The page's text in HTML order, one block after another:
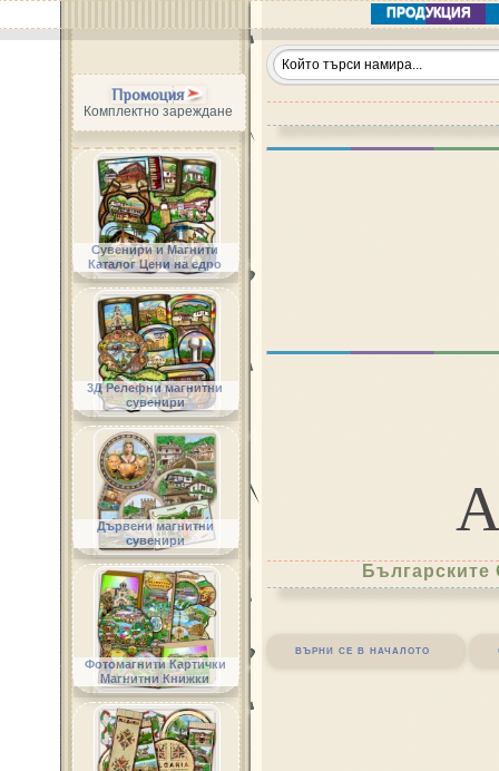
ПРОДУКЦИЯ
върни се в началото
Промоция
Комплектно зареждане
Сувенири и Магнити
Каталог Цени на едро
3Д Релефни магнитни
сувенири
Дървени магнитни
сувенири
Фотомагнити Картички
Магнитни Книжки